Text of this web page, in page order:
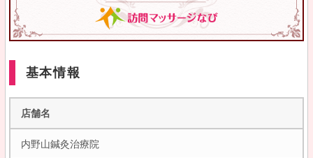
基本情報
店舗名
内野山鍼灸治療院